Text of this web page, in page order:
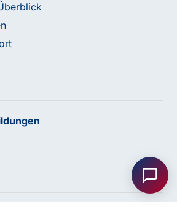
benötigen Sie
für Sie da! Nehmen Sie jetzt
– wir freuen uns auf Ihre Anfrage.